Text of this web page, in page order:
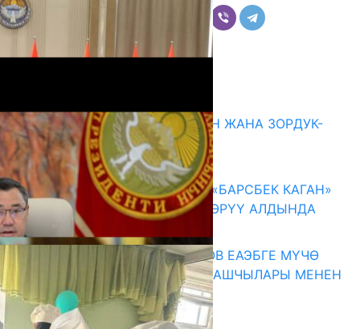
Комментарийлер
ГЕНДЕРДИК БАСМЫРЛООДОН ЖАНА ЗОРДУК-
ЗОМБУЛУКТАН КОРГОО
07.08.2026
КЫРГЫЗ ТАРЫХЫ ТАСМАДА: «БАРСБЕК КАГАН»
КӨРКӨМ ТАСМАСЫ ЖАРЫК КӨРҮҮ АЛДЫНДА
07.08.2026
ПРЕЗИДЕНТ САДЫР ЖАПАРОВ ЕАЭБГЕ МҮЧӨ
МАМЛЕКЕТТЕРДИН ӨКМӨТ БАШЧЫЛАРЫ МЕНЕН
ЖОЛУГУШТУ
07.08.2026